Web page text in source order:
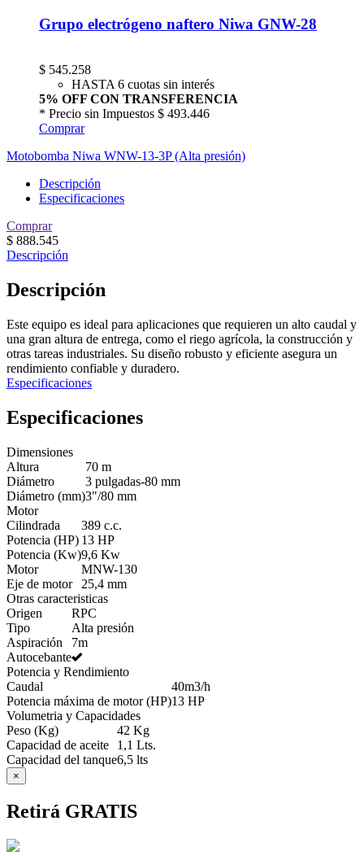
Grupo electrógeno naftero Niwa GNW-28
$ 545.258
HASTA 6 cuotas sin interés
5% OFF CON TRANSFERENCIA
* Precio sin Impuestos $ 493.446
Comprar
Motobomba Niwa WNW-13-3P (Alta presión)
Descripción
Especificaciones
Comprar
$ 888.545
Descripción
Descripción
Este equipo es ideal para aplicaciones que requieren un alto caudal y
una gran altura de entrega, como el riego agrícola, la construcción y
otras tareas industriales. Su diseño robusto y eficiente asegura un
rendimiento confiable y duradero.
Especificaciones
Especificaciones
Dimensiones
Altura
70 m
Diámetro
3 pulgadas-80 mm
Diámetro (mm)3"/80 mm
Motor
Cilindrada
389 c.c.
Potencia (HP) 13 HP
Potencia (Kw)9,6 Kw
Motor
MNW-130
Eje de motor
25,4 mm
Otras caracteristicas
Origen
RPC
Tipo
Alta presión
Aspiración
7m
Autocebante
Potencia y Rendimiento
Caudal
40m3/h
Potencia máxima de motor (HP)13 HP
Volumetria y Capacidades
Peso (Kg)
42 Kg
Capacidad de aceite
1,1 Lts.
Capacidad del tanque6,5 lts
×
Retirá GRATIS